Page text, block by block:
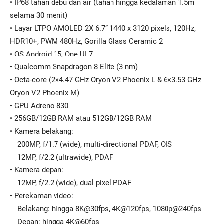
• IP68 tahan debu dan air (tahan hingga kedalaman 1.5m
selama 30 menit)
• Layar LTPO AMOLED 2X 6.7” 1440 x 3120 pixels, 120Hz,
HDR10+, PWM 480Hz, Gorilla Glass Ceramic 2
• OS Android 15, One UI 7
• Qualcomm Snapdragon 8 Elite (3 nm)
• Octa-core (2×4.47 GHz Oryon V2 Phoenix L & 6×3.53 GHz
Oryon V2 Phoenix M)
• GPU Adreno 830
• 256GB/12GB RAM atau 512GB/12GB RAM
• Kamera belakang:
200MP, f/1.7 (wide), multi-directional PDAF, OIS
12MP, f/2.2 (ultrawide), PDAF
• Kamera depan:
12MP, f/2.2 (wide), dual pixel PDAF
• Perekaman video:
Belakang: hingga 8K@30fps, 4K@120fps, 1080p@240fps
Depan: hingga 4K@60fps